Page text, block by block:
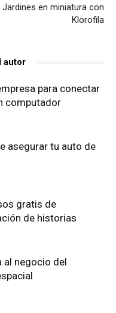
Jardines en miniatura con
Klorofila
autor
para conectar
computador
asegurar tu auto de
gratis de
de historias
negocio del